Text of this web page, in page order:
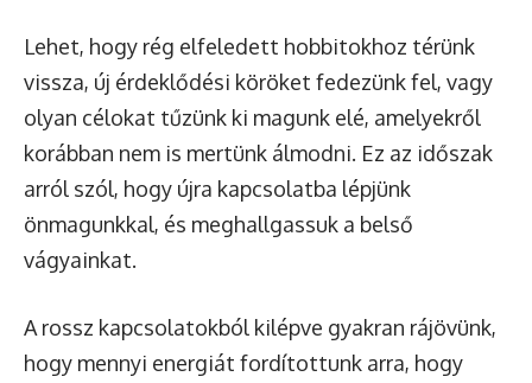
Lehet, hogy rég elfeledett hobbitokhoz térünk
vissza, új érdeklődési köröket fedezünk fel, vagy
olyan célokat tűzünk ki magunk elé, amelyekről
korábban nem is mertünk álmodni. Ez az időszak
arról szól, hogy újra kapcsolatba lépjünk
önmagunkkal, és meghallgassuk a belső
vágyainkat.
A rossz kapcsolatokból kilépve gyakran rájövünk,
hogy mennyi energiát fordítottunk arra, hogy